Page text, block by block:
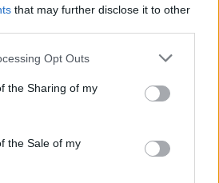
that may further disclose it to other
app uses one or more Google
usage behaviour. You may click to
Google and its third-party tags to
specified purposes in below Google
Opt Outs
the Sharing of my
the Sale of my
στην πρώτη γραμμή και χωρίς
Κέντρο Επιχειρήσεων Βύρωνα